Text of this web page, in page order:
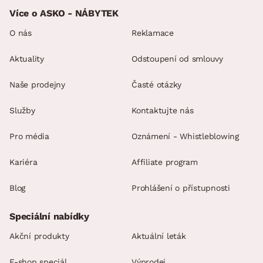
Více o ASKO - NÁBYTEK
O nás
Aktuality
Naše prodejny
Služby
Pro média
Kariéra
Blog
Reklamace
Odstoupení od smlouvy
Časté otázky
Kontaktujte nás
Oznámení - Whistleblowing
Affiliate program
Prohlášení o přístupnosti
Speciální nabídky
Akční produkty Aktuální leták